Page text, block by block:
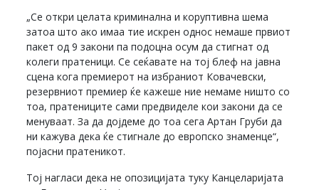
„Се откри целата криминална и коруптивна шема
затоа што ако имаа тие искрен однос немаше првиот
пакет од 9 закони па подоцна осум да стигнат од
колеги пратеници. Се сеќавате на тој блеф на јавна
сцена кога премиерот на избраниот Ковачевски,
резервниот премиер ќе кажеше ние немаме ништо со
тоа, пратениците сами предвиделе кои закони да се
менуваат. За да дојдеме до тоа сега Артан Груби да
ни кажува дека ќе стигнале до европско знаменце“,
појасни пратеникот.
Тој нагласи дека не опозицијата туку Канцеларијата